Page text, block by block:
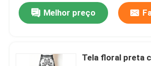
Tela bordada do laço da malha
tela do laço da flor 3D
Melhor preço
Tela floral preta